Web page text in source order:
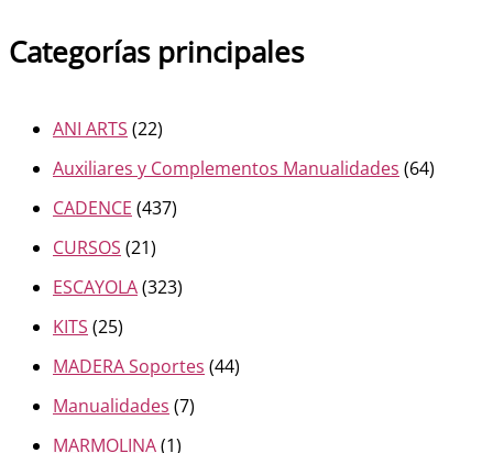
Categorías principales
ANI ARTS (22)
Auxiliares y Complementos Manualidades (64)
CADENCE (437)
CURSOS (21)
ESCAYOLA(323)
KITS (25)
MADERA Soportes (44)
Manualidades (7)
MARMOLINA(1)